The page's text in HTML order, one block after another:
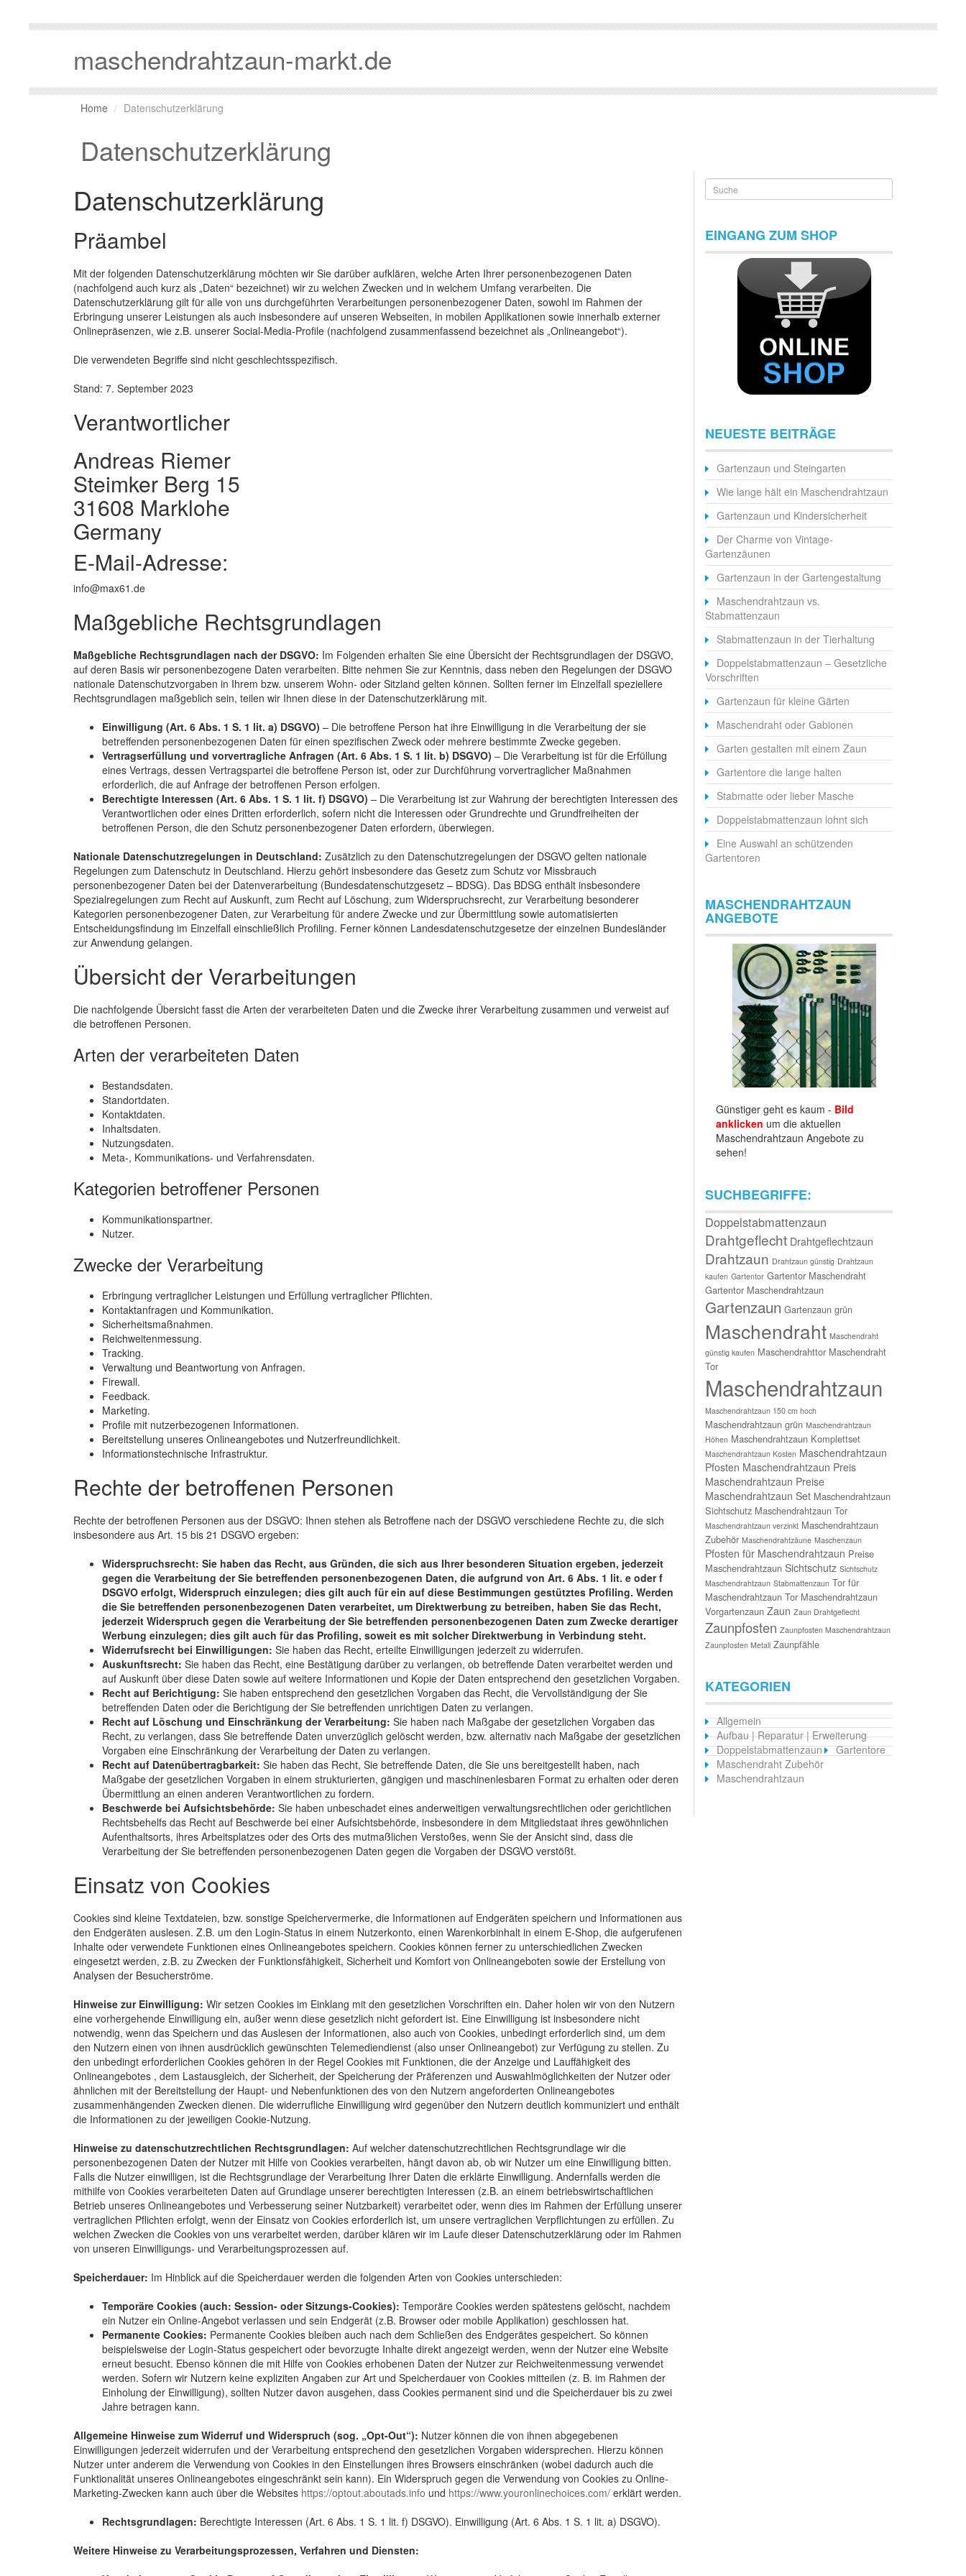
maschendrahtzaun-markt.de
Home Datenschutzerklärung
Datenschutzerklärung
Datenschutzerklärung
Präambel
Mit der folgenden Datenschutzerklärung möchten wir Sie darüber aufklären, welche Arten Ihrer personenbezogenen Daten
(nachfolgend auch kurz als „Daten“ bezeichnet) wir zu welchen Zwecken und in welchem Umfang verarbeiten. Die
Datenschutzerklärung gilt für alle von uns durchgeführten Verarbeitungen personenbezogener Daten, sowohl im Rahmen der
Erbringung unserer Leistungen als auch insbesondere auf unseren Webseiten, in mobilen Applikationen sowie innerhalb externer
Onlinepräsenzen, wie z.B. unserer Social-Media-Profile (nachfolgend zusammenfassend bezeichnet als „Onlineangebot“).
Die verwendeten Begriffe sind nicht geschlechtsspezifisch.
Stand: 7. September 2023
Verantwortlicher
Andreas Riemer
Steimker Berg 15
31608 Marklohe
Germany
E-Mail-Adresse:
info@max61.de
Maßgebliche Rechtsgrundlagen
Maßgebliche Rechtsgrundlagen nach der DSGVO: Im Folgenden erhalten Sie eine Übersicht der Rechtsgrundlagen der DSGVO,
auf deren Basis wir personenbezogene Daten verarbeiten. Bitte nehmen Sie zur Kenntnis, dass neben den Regelungen der DSGVO
nationale Datenschutzvorgaben in Ihrem bzw. unserem Wohn- oder Sitzland gelten können. Sollten ferner im Einzelfall speziellere
Rechtsgrundlagen maßgeblich sein, teilen wir Ihnen diese in der Datenschutzerklärung mit.
Einwilligung (Art. 6 Abs. 1 S. 1 lit. a) DSGVO) – Die betroffene Person hat ihre Einwilligung in die Verarbeitung der sie
betreffenden personenbezogenen Daten für einen spezifischen Zweck oder mehrere bestimmte Zwecke gegeben.
Vertragserfüllung und vorvertragliche Anfragen (Art. 6 Abs. 1 S. 1 lit. b) DSGVO) – Die Verarbeitung ist für die Erfüllung
eines Vertrags, dessen Vertragspartei die betroffene Person ist, oder zur Durchführung vorvertraglicher Maßnahmen
erforderlich, die auf Anfrage der betroffenen Person erfolgen.
Berechtigte Interessen (Art. 6 Abs. 1 S. 1 lit. f) DSGVO) – Die Verarbeitung ist zur Wahrung der berechtigten Interessen des
Verantwortlichen oder eines Dritten erforderlich, sofern nicht die Interessen oder Grundrechte und Grundfreiheiten der
betroffenen Person, die den Schutz personenbezogener Daten erfordern, überwiegen.
Nationale Datenschutzregelungen in Deutschland: Zusätzlich zu den Datenschutzregelungen der DSGVO gelten nationale
Regelungen zum Datenschutz in Deutschland. Hierzu gehört insbesondere das Gesetz zum Schutz vor Missbrauch
personenbezogener Daten bei der Datenverarbeitung (Bundesdatenschutzgesetz – BDSG). Das BDSG enthält insbesondere
Spezialregelungen zum Recht auf Auskunft, zum Recht auf Löschung, zum Widerspruchsrecht, zur Verarbeitung besonderer
Kategorien personenbezogener Daten, zur Verarbeitung für andere Zwecke und zur Übermittlung sowie automatisierten
Entscheidungsfindung im Einzelfall einschließlich Profiling. Ferner können Landesdatenschutzgesetze der einzelnen Bundesländer
zur Anwendung gelangen.
Übersicht der Verarbeitungen
Die nachfolgende Übersicht fasst die Arten der verarbeiteten Daten und die Zwecke ihrer Verarbeitung zusammen und verweist auf
die betroffenen Personen.
Arten der verarbeiteten Daten
Bestandsdaten.
Standortdaten.
Kontaktdaten.
Inhaltsdaten.
Nutzungsdaten.
Meta-, Kommunikations- und Verfahrensdaten.
Kategorien betroffener Personen
Kommunikationspartner.
Nutzer.
Zwecke der Verarbeitung
Erbringung vertraglicher Leistungen und Erfüllung vertraglicher Pflichten.
Kontaktanfragen und Kommunikation.
Sicherheitsmaßnahmen.
Reichweitenmessung.
Tracking.
Verwaltung und Beantwortung von Anfragen.
Firewall.
Feedback.
Marketing.
Profile mit nutzerbezogenen Informationen.
Bereitstellung unseres Onlineangebotes und Nutzerfreundlichkeit.
Informationstechnische Infrastruktur.
Rechte der betroffenen Personen
Rechte der betroffenen Personen aus der DSGVO: Ihnen stehen als Betroffene nach der DSGVO verschiedene Rechte zu, die sich
insbesondere aus Art. 15 bis 21 DSGVO ergeben:
Widerspruchsrecht: Sie haben das Recht, aus Gründen, die sich aus Ihrer besonderen Situation ergeben, jederzeit
gegen die Verarbeitung der Sie betreffenden personenbezogenen Daten, die aufgrund von Art. 6 Abs. 1 lit. e oder f
DSGVO erfolgt, Widerspruch einzulegen; dies gilt auch für ein auf diese Bestimmungen gestütztes Profiling. Werden
die Sie betreffenden personenbezogenen Daten verarbeitet, um Direktwerbung zu betreiben, haben Sie das Recht,
jederzeit Widerspruch gegen die Verarbeitung der Sie betreffenden personenbezogenen Daten zum Zwecke derartiger
Werbung einzulegen; dies gilt auch für das Profiling, soweit es mit solcher Direktwerbung in Verbindung steht.
Widerrufsrecht bei Einwilligungen: Sie haben das Recht, erteilte Einwilligungen jederzeit zu widerrufen.
Auskunftsrecht: Sie haben das Recht, eine Bestätigung darüber zu verlangen, ob betreffende Daten verarbeitet werden und
auf Auskunft über diese Daten sowie auf weitere Informationen und Kopie der Daten entsprechend den gesetzlichen Vorgaben.
Recht auf Berichtigung: Sie haben entsprechend den gesetzlichen Vorgaben das Recht, die Vervollständigung der Sie
betreffenden Daten oder die Berichtigung der Sie betreffenden unrichtigen Daten zu verlangen.
Recht auf Löschung und Einschränkung der Verarbeitung: Sie haben nach Maßgabe der gesetzlichen Vorgaben das
Recht, zu verlangen, dass Sie betreffende Daten unverzüglich gelöscht werden, bzw. alternativ nach Maßgabe der gesetzlichen
Vorgaben eine Einschränkung der Verarbeitung der Daten zu verlangen.
Recht auf Datenübertragbarkeit: Sie haben das Recht, Sie betreffende Daten, die Sie uns bereitgestellt haben, nach
Maßgabe der gesetzlichen Vorgaben in einem strukturierten, gängigen und maschinenlesbaren Format zu erhalten oder deren
Übermittlung an einen anderen Verantwortlichen zu fordern.
Beschwerde bei Aufsichtsbehörde: Sie haben unbeschadet eines anderweitigen verwaltungsrechtlichen oder gerichtlichen
Rechtsbehelfs das Recht auf Beschwerde bei einer Aufsichtsbehörde, insbesondere in dem Mitgliedstaat ihres gewöhnlichen
Aufenthaltsorts, ihres Arbeitsplatzes oder des Orts des mutmaßlichen Verstoßes, wenn Sie der Ansicht sind, dass die
Verarbeitung der Sie betreffenden personenbezogenen Daten gegen die Vorgaben der DSGVO verstößt.
Einsatz von Cookies
Cookies sind kleine Textdateien, bzw. sonstige Speichervermerke, die Informationen auf Endgeräten speichern und Informationen aus
den Endgeräten auslesen. Z.B. um den Login-Status in einem Nutzerkonto, einen Warenkorbinhalt in einem E-Shop, die aufgerufenen
Inhalte oder verwendete Funktionen eines Onlineangebotes speichern. Cookies können ferner zu unterschiedlichen Zwecken
eingesetzt werden, z.B. zu Zwecken der Funktionsfähigkeit, Sicherheit und Komfort von Onlineangeboten sowie der Erstellung von
Analysen der Besucherströme.
Hinweise zur Einwilligung: Wir setzen Cookies im Einklang mit den gesetzlichen Vorschriften ein. Daher holen wir von den Nutzern
eine vorhergehende Einwilligung ein, außer wenn diese gesetzlich nicht gefordert ist. Eine Einwilligung ist insbesondere nicht
notwendig, wenn das Speichern und das Auslesen der Informationen, also auch von Cookies, unbedingt erforderlich sind, um dem
den Nutzern einen von ihnen ausdrücklich gewünschten Telemediendienst (also unser Onlineangebot) zur Verfügung zu stellen. Zu
den unbedingt erforderlichen Cookies gehören in der Regel Cookies mit Funktionen, die der Anzeige und Lauffähigkeit des
Onlineangebotes , dem Lastausgleich, der Sicherheit, der Speicherung der Präferenzen und Auswahlmöglichkeiten der Nutzer oder
ähnlichen mit der Bereitstellung der Haupt- und Nebenfunktionen des von den Nutzern angeforderten Onlineangebotes
zusammenhängenden Zwecken dienen. Die widerrufliche Einwilligung wird gegenüber den Nutzern deutlich kommuniziert und enthält
die Informationen zu der jeweiligen Cookie-Nutzung.
Hinweise zu datenschutzrechtlichen Rechtsgrundlagen: Auf welcher datenschutzrechtlichen Rechtsgrundlage wir die
personenbezogenen Daten der Nutzer mit Hilfe von Cookies verarbeiten, hängt davon ab, ob wir Nutzer um eine Einwilligung bitten.
Falls die Nutzer einwilligen, ist die Rechtsgrundlage der Verarbeitung Ihrer Daten die erklärte Einwilligung. Andernfalls werden die
mithilfe von Cookies verarbeiteten Daten auf Grundlage unserer berechtigten Interessen (z.B. an einem betriebswirtschaftlichen
Betrieb unseres Onlineangebotes und Verbesserung seiner Nutzbarkeit) verarbeitet oder, wenn dies im Rahmen der Erfüllung unserer
vertraglichen Pflichten erfolgt, wenn der Einsatz von Cookies erforderlich ist, um unsere vertraglichen Verpflichtungen zu erfüllen. Zu
welchen Zwecken die Cookies von uns verarbeitet werden, darüber klären wir im Laufe dieser Datenschutzerklärung oder im Rahmen
von unseren Einwilligungs- und Verarbeitungsprozessen auf.
Speicherdauer: Im Hinblick auf die Speicherdauer werden die folgenden Arten von Cookies unterschieden:
Temporäre Cookies (auch: Session- oder Sitzungs-Cookies): Temporäre Cookies werden spätestens gelöscht, nachdem
ein Nutzer ein Online-Angebot verlassen und sein Endgerät (z.B. Browser oder mobile Applikation) geschlossen hat.
Permanente Cookies: Permanente Cookies bleiben auch nach dem Schließen des Endgerätes gespeichert. So können
beispielsweise der Login-Status gespeichert oder bevorzugte Inhalte direkt angezeigt werden, wenn der Nutzer eine Website
erneut besucht. Ebenso können die mit Hilfe von Cookies erhobenen Daten der Nutzer zur Reichweitenmessung verwendet
werden. Sofern wir Nutzern keine expliziten Angaben zur Art und Speicherdauer von Cookies mitteilen (z. B. im Rahmen der
Einholung der Einwilligung), sollten Nutzer davon ausgehen, dass Cookies permanent sind und die Speicherdauer bis zu zwei
Jahre betragen kann.
Allgemeine Hinweise zum Widerruf und Widerspruch (sog. „Opt-Out“): Nutzer können die von ihnen abgegebenen
Einwilligungen jederzeit widerrufen und der Verarbeitung entsprechend den gesetzlichen Vorgaben widersprechen. Hierzu können
Nutzer unter anderem die Verwendung von Cookies in den Einstellungen ihres Browsers einschränken (wobei dadurch auch die
Funktionalität unseres Onlineangebotes eingeschränkt sein kann). Ein Widerspruch gegen die Verwendung von Cookies zu Online-
Marketing-Zwecken kann auch über die Websites https://optout.aboutads.info und https://www.youronlinechoices.com/ erklärt werden.
Rechtsgrundlagen: Berechtigte Interessen (Art. 6 Abs. 1 S. 1 lit. f) DSGVO). Einwilligung (Art. 6 Abs. 1 S. 1 lit. a) DSGVO).
Weitere Hinweise zu Verarbeitungsprozessen, Verfahren und Diensten:
Suche
EINGANG ZUM SHOP
NEUESTE BEITRÄGE
Gartenzaun und Steingarten
Wie lange hält ein Maschendrahtzaun
Gartenzaun und Kindersicherheit
Der Charme von Vintage-
Gartenzäunen
Gartenzaun in der Gartengestaltung
Maschendrahtzaun vs.
Stabmattenzaun
Stabmattenzaun in der Tierhaltung
Doppelstabmattenzaun – Gesetzliche
Vorschriften
Gartenzaun für kleine Gärten
Maschendraht oder Gabionen
Garten gestalten mit einem Zaun
Gartentore die lange halten
Stabmatte oder lieber Masche
Doppelstabmattenzaun lohnt sich
Eine Auswahl an schützenden
Gartentoren
MASCHENDRAHTZAUN
ANGEBOTE
Günstiger geht es kaum - Bild
anklicken um die aktuellen
Maschendrahtzaun Angebote zu
sehen!
SUCHBEGRIFFE:
Doppelstabmattenzaun
Drahtgeflecht Drahtgeflechtzaun
Drahtzaun Drahtzaun günstig Drahtzaun
kaufen Gartentor Gartentor Maschendraht
Gartentor Maschendrahtzaun
Gartenzaun Gartenzaun grün
Maschendraht Maschendraht
günstig kaufen Maschendrahttor Maschendraht
Tor
Maschendrahtzaun
Maschendrahtzaun 150 cm hoch
Maschendrahtzaun grün Maschendrahtzaun
Höhen Maschendrahtzaun Komplettset
Maschendrahtzaun Kosten Maschendrahtzaun
Pfosten Maschendrahtzaun Preis
Maschendrahtzaun Preise
Maschendrahtzaun Set Maschendrahtzaun
Sichtschutz Maschendrahtzaun Tor
Maschendrahtzaun verzinkt Maschendrahtzaun
Zubehör Maschendrahtzäune Maschenzaun
Pfosten für Maschendrahtzaun Preise
Maschendrahtzaun Sichtschutz Sichtschutz
Maschendrahtzaun Stabmattenzaun Tor für
Maschendrahtzaun Tor Maschendrahtzaun
Vorgartenzaun Zaun Zaun Drahtgeflecht
Zaunpfosten Zaunpfosten Maschendrahtzaun
Zaunpfosten Metall Zaunpfähle
KATEGORIEN
Allgemein
Aufbau | Reparatur | Erweiterung
Doppelstabmattenzaun
Gartentore
Maschendraht Zubehör
Maschendrahtzaun